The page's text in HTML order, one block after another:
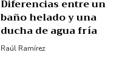
Diferencias entre un
baño helado y una
ducha de agua fría
Raúl Ramírez